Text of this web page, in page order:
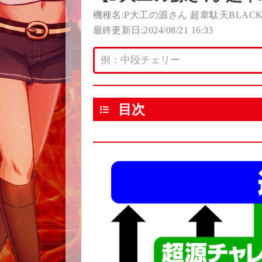
機種名:P大工の源さん 超韋駄天
最終更新日:2024/08/21 16:33
目次